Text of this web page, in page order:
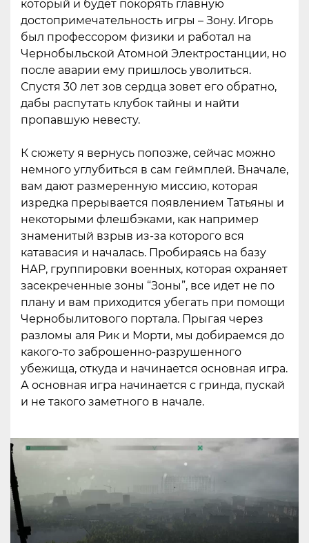
который и будет покорять главную
достопримечательность игры – Зону. Игорь
был профессором физики и работал на
Чернобыльской Атомной Электростанции, но
после аварии ему пришлось уволиться.
Спустя 30 лет зов сердца зовет его обратно,
дабы распутать клубок тайны и найти
пропавшую невесту.
К сюжету я вернусь попозже, сейчас можно
немного углубиться в сам геймплей. Вначале,
вам дают размеренную миссию, которая
изредка прерывается появлением Татьяны и
некоторыми флешбэками, как например
знаменитый взрыв из-за которого вся
катавасия и началась. Пробираясь на базу
НАР, группировки военных, которая охраняет
засекреченные зоны “Зоны”, все идет не по
плану и вам приходится убегать при помощи
Чернобылитового портала. Прыгая через
разломы аля Рик и Морти, мы добираемся до
какого-то заброшенно-разрушенного
убежища, откуда и начинается основная игра.
А основная игра начинается с гринда, пускай
и не такого заметного в начале.